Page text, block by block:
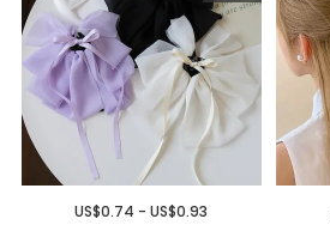
US$0.74 - US$0.93